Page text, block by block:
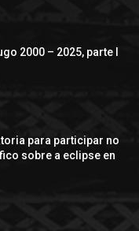
2000 – 2025, parte I
para participar no
sobre a eclipse en